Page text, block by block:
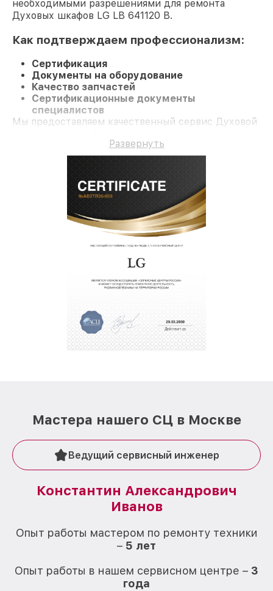
необходимыми разрешениями для ремонта
Духовых шкафов LG LB 641120 B.
Как подтверждаем профессионализм:
Сертификация
Документы на оборудование
Качество запчастей
Сертификационные документы
специалистов
Мы предоставляем качественный сервис Духовой
Развернуть
Мастера нашего СЦ в Москве
Ведущий сервисный инженер
Константин Александрович
Иванов
Опыт работы мастером по ремонту техники
– 5 лет
Опыт работы в нашем сервисном центре – 3
года